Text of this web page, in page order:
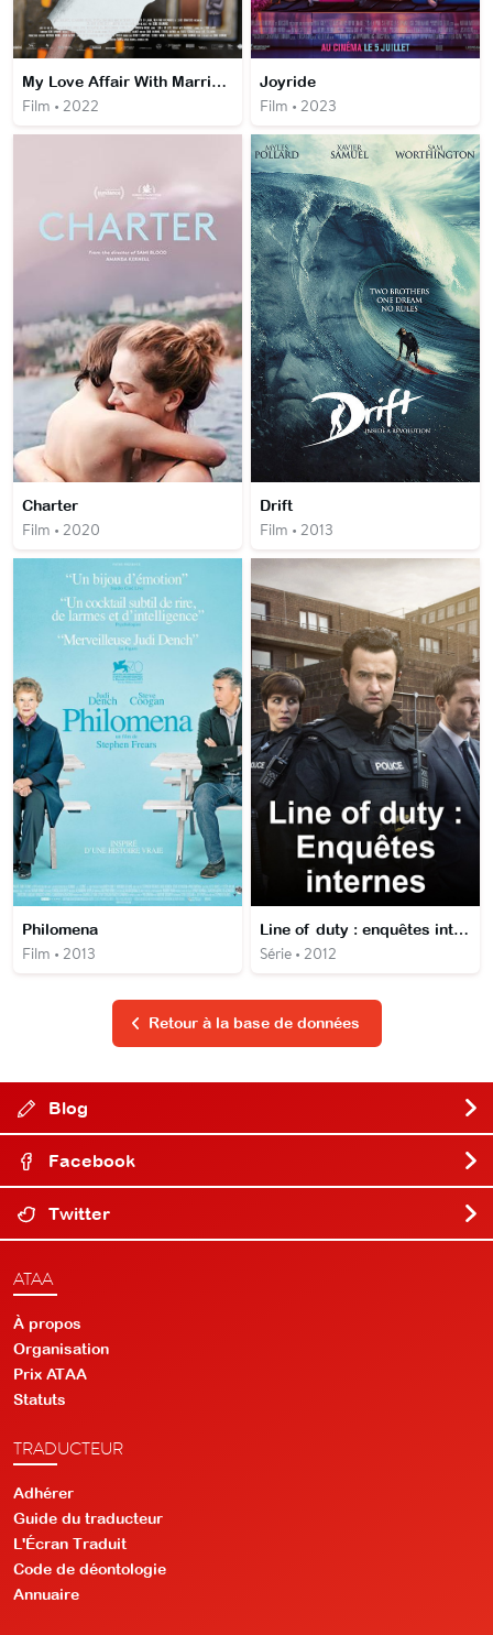
My Love Affair With Marriage
Film • 2022
Joyride
Film • 2023
Charter
Film • 2020
Drift
Film • 2013
Philomena
Film • 2013
Line of duty : enquêtes internes
Série • 2012
Retour à la base de données
Blog
Facebook
Twitter
ATAA
À propos
Organisation
Prix ATAA
Statuts
TRADUCTEUR
Adhérer
Guide du traducteur
L'Écran Traduit
Code de déontologie
Annuaire